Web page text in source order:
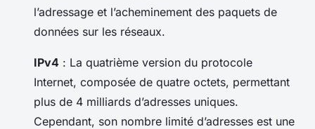
l’adressage et l’acheminement des paquets de
données sur les réseaux.
IPv4 : La quatrième version du protocole
Internet, composée de quatre octets, permettant
plus de 4 milliards d’adresses uniques.
Cependant, son nombre limité d’adresses est une